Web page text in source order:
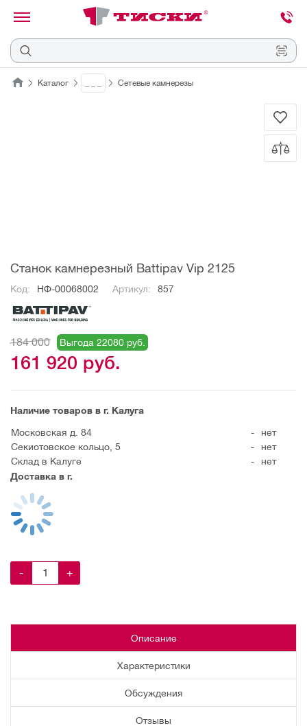
Отмена
Каталог Сетевые камнерезы
Станок камнерезный Battipav Vip 2125
Код: НФ-00068002 Артикул: 857
184 000 Выгода 22080 руб.
161 920 руб.
Наличие товаров в г. Калуга
Московская д. 84
-
нет
Секиотовское кольцо, 5
-
нет
Склад в Калуге
-
нет
Доставка в г.
- +
Описание
Характеристики
Обсуждения
Отзывы